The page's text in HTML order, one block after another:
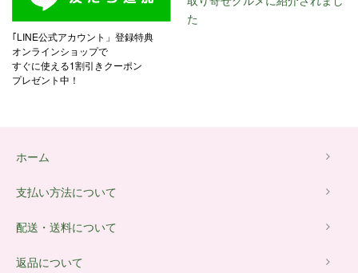
｢LINE公式アカウント」登録特典
オンラインショップで
すぐに使える1割引きクーポン
プレゼント中！
ホーム
支払い方法について
配送・送料について
返品について